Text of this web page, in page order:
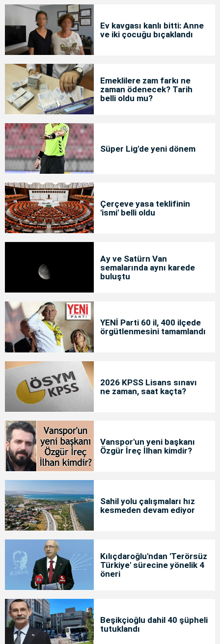
Ev kavgası kanlı bitti: Anne
ve iki çocuğu bıçaklandı
Emeklilere zam farkı ne
zaman ödenecek? Tarih
belli oldu mu?
Süper Lig'de yeni dönem
Çerçeve yasa teklifinin
'ismi' belli oldu
Ay ve Satürn Van
semalarında aynı karede
buluştu
YENİ Parti 60 il, 400 ilçede
örgütlenmesini tamamlandı
2026 KPSS Lisans sınavı
ne zaman, saat kaçta?
Vanspor'un yeni başkanı
Özgür İreç İlhan kimdir?
Sahil yolu çalışmaları hız
kesmeden devam ediyor
Kılıçdaroğlu'ndan 'Terörsüz
Türkiye' sürecine yönelik 4
öneri
Beşikçioğlu dahil 40 şüpheli
tutuklandı